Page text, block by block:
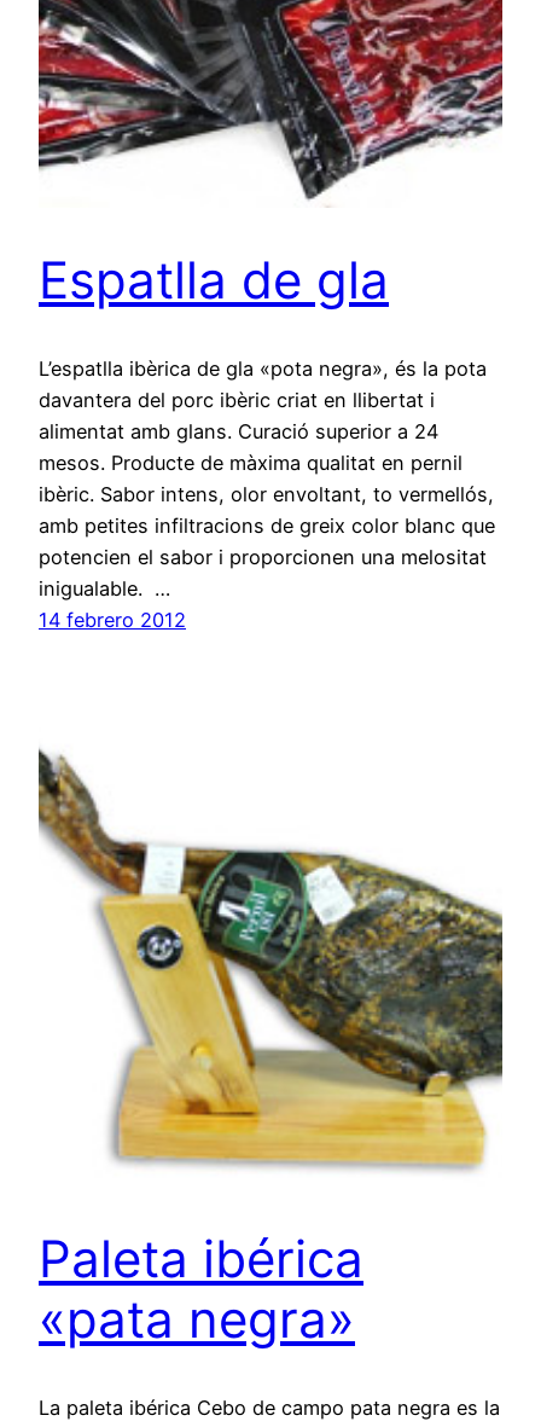
Espatlla de gla
L’espatlla ibèrica de gla «pota negra», és la pota
davantera del porc ibèric criat en llibertat i
alimentat amb glans. Curació superior a 24
mesos. Producte de màxima qualitat en pernil
ibèric. Sabor intens, olor envoltant, to vermellós,
amb petites infiltracions de greix color blanc que
potencien el sabor i proporcionen una melositat
inigualable. …
14 febrero 2012
Paleta ibérica
«pata negra»
La paleta ibérica Cebo de campo pata negra es la